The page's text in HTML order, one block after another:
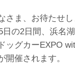
さま、お待たせ
日の2日間、浜名
ッグカーEXPO
開催されます。